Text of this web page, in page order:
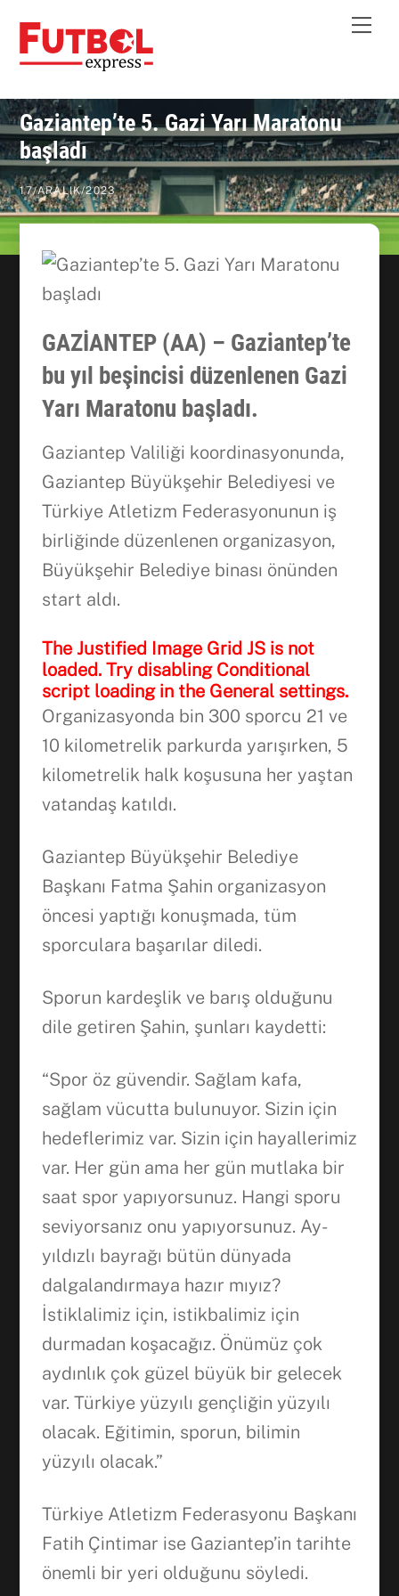
content
Gaziantep’te 5. Gazi Yarı Maratonu
başladı
17/ARALIK/2023
GAZİANTEP (AA) – Gaziantep’te
bu yıl beşincisi düzenlenen Gazi
Yarı Maratonu başladı.
Gaziantep Valiliği koordinasyonunda,
Gaziantep Büyükşehir Belediyesi ve
Türkiye Atletizm Federasyonunun iş
birliğinde düzenlenen organizasyon,
Büyükşehir Belediye binası önünden
start aldı.
The Justified Image Grid JS is not
loaded. Try disabling Conditional
script loading in the General settings.
Organizasyonda bin 300 sporcu 21 ve
10 kilometrelik parkurda yarışırken, 5
kilometrelik halk koşusuna her yaştan
vatandaş katıldı.
Gaziantep Büyükşehir Belediye
Başkanı Fatma Şahin organizasyon
öncesi yaptığı konuşmada, tüm
sporculara başarılar diledi.
Sporun kardeşlik ve barış olduğunu
dile getiren Şahin, şunları kaydetti:
“Spor öz güvendir. Sağlam kafa,
sağlam vücutta bulunuyor. Sizin için
hedeflerimiz var. Sizin için hayallerimiz
var. Her gün ama her gün mutlaka bir
saat spor yapıyorsunuz. Hangi sporu
seviyorsanız onu yapıyorsunuz. Ay-
yıldızlı bayrağı bütün dünyada
dalgalandırmaya hazır mıyız?
İstiklalimiz için, istikbalimiz için
durmadan koşacağız. Önümüz çok
aydınlık çok güzel büyük bir gelecek
var. Türkiye yüzyılı gençliğin yüzyılı
olacak. Eğitimin, sporun, bilimin
yüzyılı olacak.”
Türkiye Atletizm Federasyonu Başkanı
Fatih Çintimar ise Gaziantep’in tarihte
önemli bir yeri olduğunu söyledi.
Facebook